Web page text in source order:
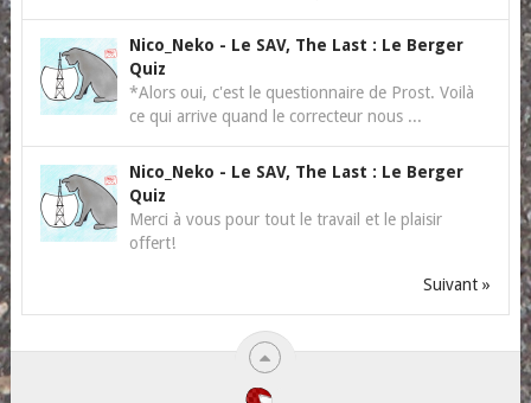
Nico_Neko - Le SAV, The Last : Le Berger
Quiz
*Alors oui, c'est le questionnaire de Prost. Voilà
ce qui arrive quand le correcteur nous ...
Nico_Neko - Le SAV, The Last : Le Berger
Quiz
Merci à vous pour tout le travail et le plaisir
offert!
Suivant »